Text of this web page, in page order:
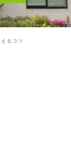
るコツ